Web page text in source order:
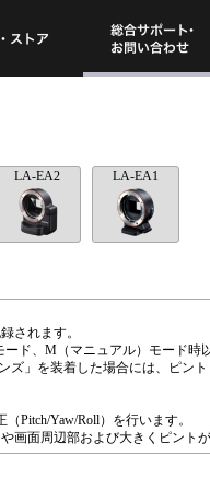
LA-EA2 LA-EA1
されます。
ド、M（マニュアル）モード時
ズ」を装着した場合には、ピン
Pitch/Yaw/Roll）を行います。
画面周辺部および大きくピン